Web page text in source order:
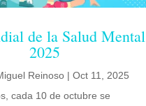
de la Salud Mental
2025
Reinoso |Oct 11, 2025
cada 10 de octubre se